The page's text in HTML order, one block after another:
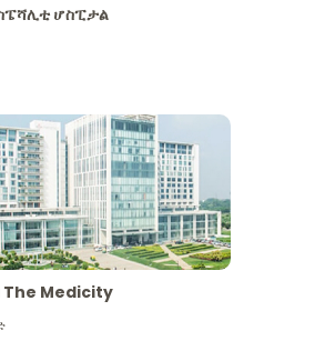
ሆስፒታል
Medicity